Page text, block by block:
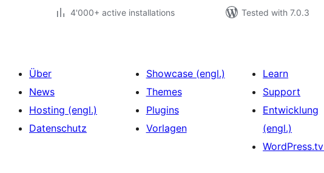
4'000+ active installations
Tested with 7.0.3
Über
News
Hosting (engl.)
Datenschutz
Showcase (engl.)
Themes
Plugins
Vorlagen
Learn
Support
Entwicklung
(engl.)
WordPress.tv